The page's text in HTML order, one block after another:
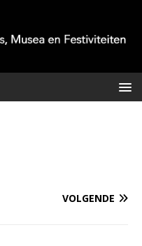
VOLGENDE